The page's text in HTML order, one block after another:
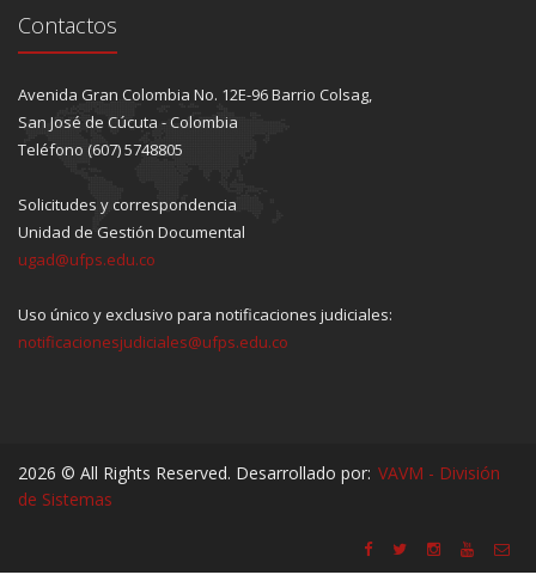
Contactos
Avenida Gran Colombia No. 12E-96 Barrio Colsag,
San José de Cúcuta - Colombia
Teléfono (607) 5748805
Solicitudes y correspondencia
Unidad de Gestión Documental
ugad@ufps.edu.co
Uso único y exclusivo para notificaciones judiciales:
notificacionesjudiciales@ufps.edu.co
2026 © All Rights Reserved. Desarrollado por: VAVM - División
de Sistemas